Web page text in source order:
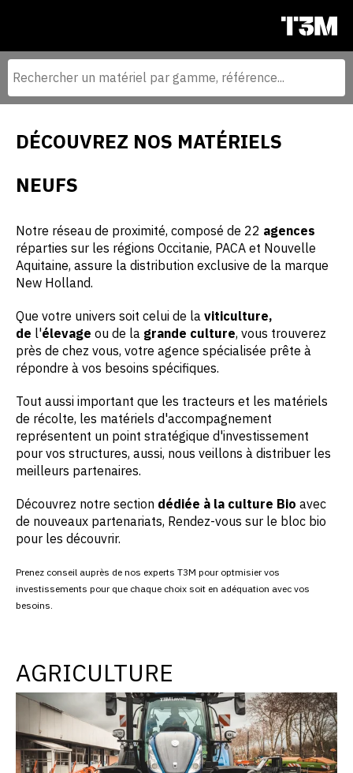
DÉCOUVREZ NOS MATÉRIELS
NEUFS
Notre réseau de proximité, composé de 22 agences
réparties sur les régions Occitanie, PACA et Nouvelle
Aquitaine, assure la distribution exclusive de la marque
New Holland.
Que votre univers soit celui de la viticulture,
de l'élevage ou de la grande culture, vous trouverez
près de chez vous, votre agence spécialisée prête à
répondre à vos besoins spécifiques.
Tout aussi important que les tracteurs et les matériels
de récolte, les matériels d'accompagnement
représentent un point stratégique d'investissement
pour vos structures, aussi, nous veillons à distribuer les
meilleurs partenaires.
Découvrez notre section dédiée à la culture Bio avec
de nouveaux partenariats, Rendez-vous sur le bloc bio
pour les découvrir.
Prenez conseil auprès de nos experts T3M pour optmisier vos
investissements pour que chaque choix soit en adéquation avec vos
besoins.
AGRICULTURE